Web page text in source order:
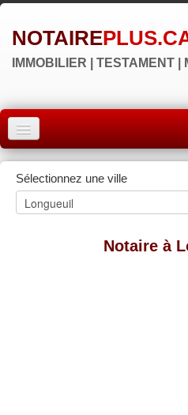
NOTAIRE
IMMOBILIER | TESTAMENT |
ACCUEIL
MONTRÉAL
QUÉBEC
Sélectionnez une ville
Notaire à